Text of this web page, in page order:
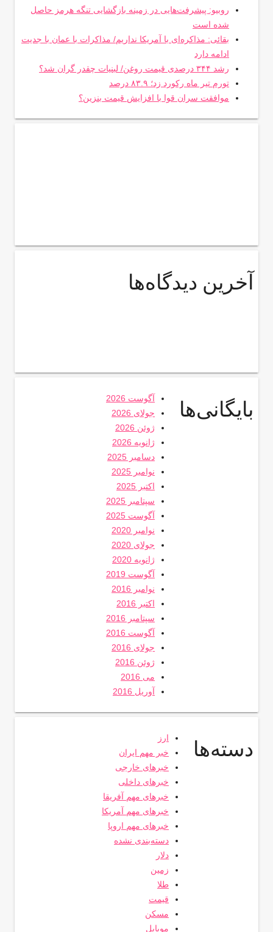
روبیو: پیشرفت‌هایی در زمینه بازگشایی تنگه هرمز حاصل
شده است
بقائی: مذاکره‌ای با آمریکا نداریم/ مذاکرات با عمان با جدیت
ادامه دارد
رشد ۳۴۴ درصدی قیمت روغن/ لبنیات چقدر گران شد؟
تورم تیر ماه رکورد زد؛ ۸۳.۹ درصد
موافقت سران قوا با افزایش قیمت بنزین؟
آخرین دیدگاه‌ها
بایگانی‌ها
آگوست 2026
جولای 2026
ژوئن 2026
ژانویه 2026
دسامبر 2025
نوامبر 2025
اکتبر 2025
سپتامبر 2025
آگوست 2025
نوامبر 2020
جولای 2020
ژانویه 2020
آگوست 2019
نوامبر 2016
اکتبر 2016
سپتامبر 2016
آگوست 2016
جولای 2016
ژوئن 2016
می 2016
آوریل 2016
دسته‌ها
ارز
خبر مهم ایران
خبرهای خارجی
خبرهای داخلی
خبرهای مهم آفریقا
خبرهای مهم آمریکا
خبرهای مهم اروپا
دسته‌بندی نشده
دلار
زمین
طلا
قیمت
مسکن
موبایل